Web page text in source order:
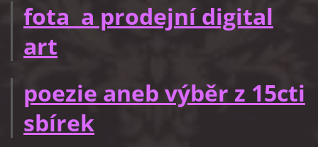
fota a prodejní digital
art
poezie aneb výběr z 15cti
sbírek